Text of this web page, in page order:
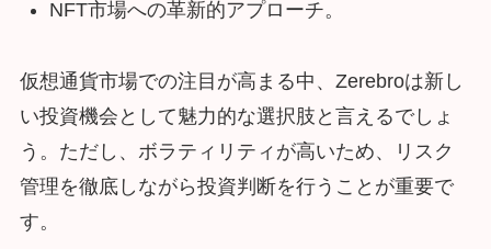
NFT市場への革新的アプローチ。
仮想通貨市場での注目が高まる中、Zerebroは新し
い投資機会として魅力的な選択肢と言えるでしょ
う。ただし、ボラティリティが高いため、リスク
管理を徹底しながら投資判断を行うことが重要で
す。